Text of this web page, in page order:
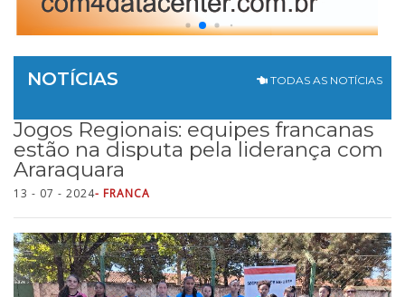
NOTÍCIAS TODAS AS NOTÍCIAS
Jogos Regionais: equipes francanas
estão na disputa pela liderança com
Araraquara
13 - 07 - 2024- FRANCA